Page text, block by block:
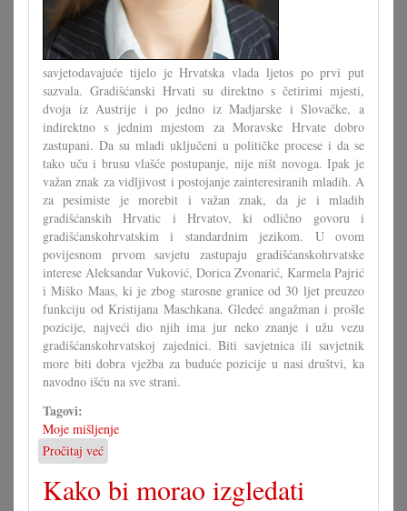
savjetodavajuće tijelo je Hrvatska vlada ljetos po prvi put
sazvala. Gradišćanski Hrvati su direktno s četirimi mjesti,
dvoja iz Austrije i po jedno iz Madjarske i Slovačke, a
indirektno s jednim mjestom za Moravske Hrvate dobro
zastupani. Da su mladi uključeni u političke procese i da se
tako uču i brusu vlašće postupanje, nije ništ novoga. Ipak je
važan znak za vidljivost i postojanje zainteresiranih mladih. A
za pesimiste je morebit i važan znak, da je i mladih
gradišćanskih Hrvatic i Hrvatov, ki odlično govoru i
gradišćanskohrvatskim i standardnim jezikom. U ovom
povijesnom prvom savjetu zastupaju gradišćanskohrvatske
interese Aleksandar Vuković, Dorica Zvonarić, Karmela Pajrić
i Miško Maas, ki je zbog starosne granice od 30 ljet preuzeo
funkciju od Kristijana Maschkana. Gledeć angažman i prošle
pozicije, najveći dio njih ima jur neko znanje i užu vezu
gradišćanskohrvatskoj zajednici. Biti savjetnica ili savjetnik
more biti dobra vježba za buduće pozicije u nasi društvi, ka
navodno išću na sve strani.
Tagovi:
Moje mišljenje
Pročitaj već
U
čem
more
Kako bi morao izgledati